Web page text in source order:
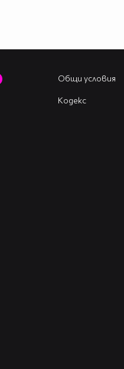
Общи условия
Кодекс